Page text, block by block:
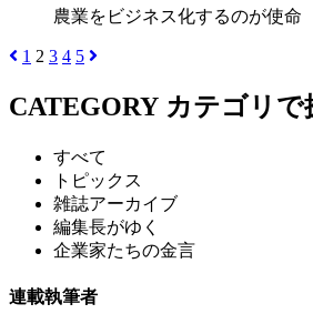
農業をビジネス化するのが使命
1 2 3 4 5
CATEGORY カテゴリで
すべて
トピックス
雑誌アーカイブ
編集長がゆく
企業家たちの金言
連載執筆者